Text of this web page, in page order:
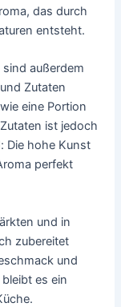
das durch
entsteht.
außerdem
Zutaten
eine Portion
ist jedoch
Die hohe Kunst
perfekt
und in
zubereitet
und
es ein